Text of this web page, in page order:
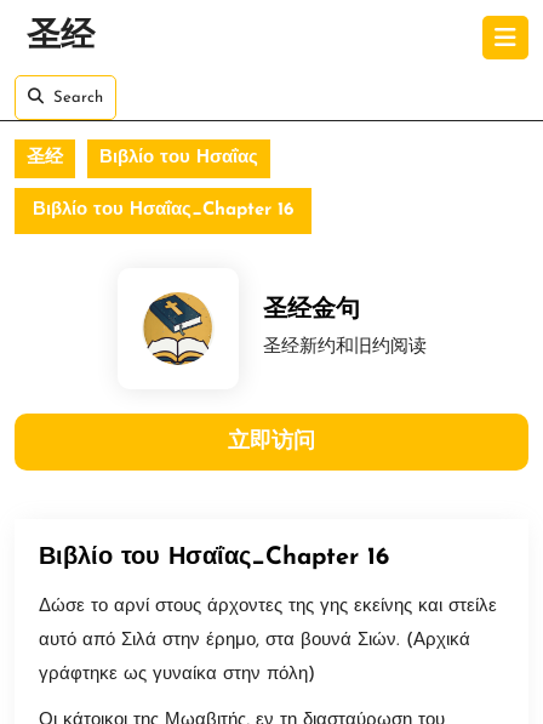
圣经
Search
圣经 Βιβλίο του Ησαΐας
Βιβλίο του Ησαΐας_Chapter 16
圣经金句
圣经新约和旧约阅读
立即访问
Βιβλίο του Ησαΐας_Chapter 16
Δώσε το αρνί στους άρχοντες της γης εκείνης και στείλε
αυτό από Σιλά στην έρημο, στα βουνά Σιών. (Αρχικά
γράφτηκε ως γυναίκα στην πόλη)